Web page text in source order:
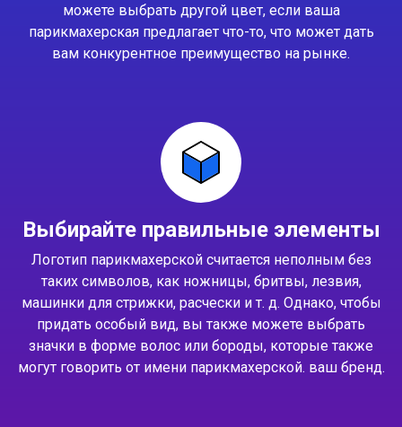
можете выбрать другой цвет, если ваша
парикмахерская предлагает что-то, что может дать
вам конкурентное преимущество на рынке.
Выбирайте правильные элементы
Логотип парикмахерской считается неполным без
таких символов, как ножницы, бритвы, лезвия,
машинки для стрижки, расчески и т. д. Однако, чтобы
придать особый вид, вы также можете выбрать
значки в форме волос или бороды, которые также
могут говорить от имени парикмахерской. ваш бренд.